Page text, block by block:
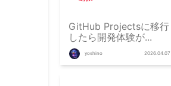
GitHub Projectsに移行
したら開発体験が...
yoshino 2026.04.07